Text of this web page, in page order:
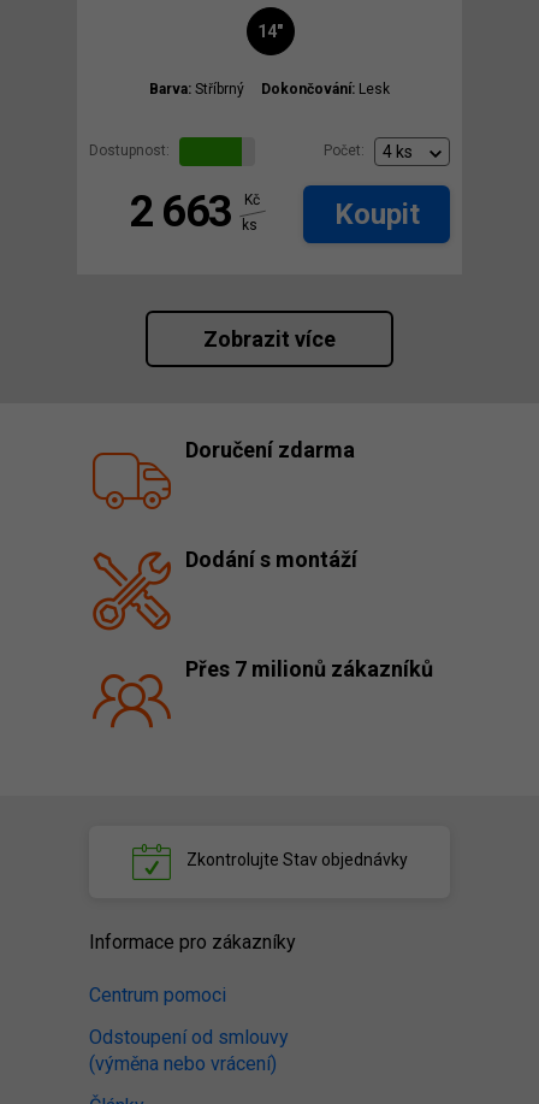
14"
Barva: Stříbrný Dokončování: Lesk
Dostupnost: Počet:
2 663
Kč
ks
Koupit
Zobrazit více
Doručení zdarma
Dodání s montáží
Přes 7 milionů zákazníků
Zkontrolujte Stav objednávky
Informace pro zákazníky
Centrum pomoci
Odstoupení od smlouvy
(výměna nebo vrácení)